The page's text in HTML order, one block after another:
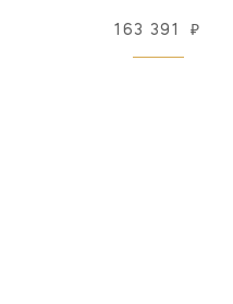
163 391 ₽